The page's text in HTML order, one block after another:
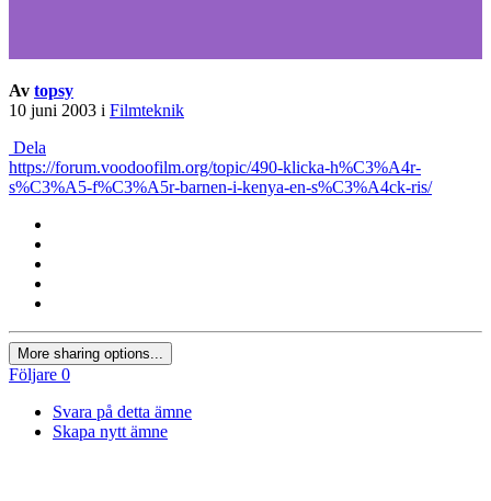
Av topsy
10 juni 2003 i Filmteknik
Dela
https://forum.voodoofilm.org/topic/490-klicka-h%C3%A4r-
s%C3%A5-f%C3%A5r-barnen-i-kenya-en-s%C3%A4ck-ris/
More sharing options...
Följare 0
Svara på detta ämne
Skapa nytt ämne